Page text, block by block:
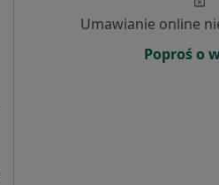
Umawianie online
Poproś o